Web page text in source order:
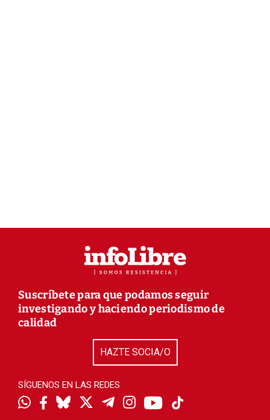
Suscríbete para que podamos seguir
investigando y haciendo periodismo de
calidad
HAZTE SOCIA/O
SÍGUENOS EN LAS REDES